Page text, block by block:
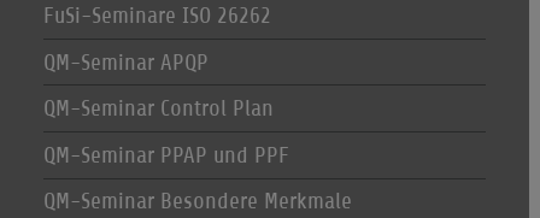
FuSi-Seminare ISO 26262
QM-Seminar APQP
QM-Seminar Control Plan
QM-Seminar PPAP und PPF
QM-Seminar Besondere Merkmale